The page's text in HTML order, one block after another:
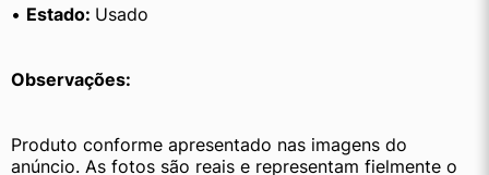
• Estado: Usado
Observações:
Produto conforme apresentado nas imagens do
anúncio. As fotos são reais e representam fielmente o